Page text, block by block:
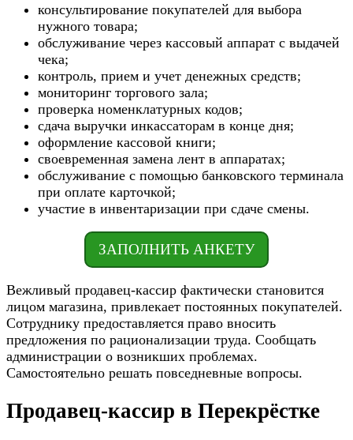
консультирование покупателей для выбора
нужного товара;
обслуживание через кассовый аппарат с выдачей
чека;
контроль, прием и учет денежных средств;
мониторинг торгового зала;
проверка номенклатурных кодов;
сдача выручки инкассаторам в конце дня;
оформление кассовой книги;
своевременная замена лент в аппаратах;
обслуживание с помощью банковского терминала
при оплате карточкой;
участие в инвентаризации при сдаче смены.
ЗАПОЛНИТЬ АНКЕТУ
Вежливый продавец-кассир фактически становится
лицом магазина, привлекает постоянных покупателей.
Сотруднику предоставляется право вносить
предложения по рационализации труда. Сообщать
администрации о возникших проблемах.
Самостоятельно решать повседневные вопросы.
Продавец-кассир в Перекрёстке